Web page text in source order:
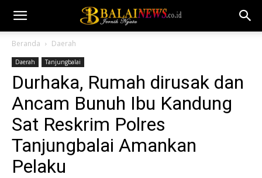
Beranda Daerah
Daerah Tanjungbalai
Durhaka, Rumah dirusak dan
Ancam Bunuh Ibu Kandung
Sat Reskrim Polres
Tanjungbalai Amankan
Pelaku